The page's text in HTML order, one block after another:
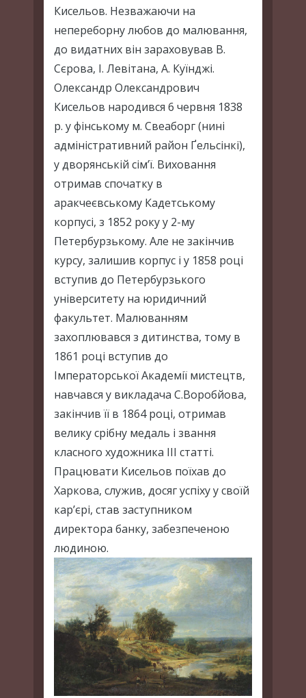
Кисельов. Незважаючи на
непереборну любов до малювання,
до видатних він зараховував В.
Сєрова, І. Левітана, А. Куїнджі.
Олександр Олександрович
Кисельов народився 6 червня 1838
р. у фінському м. Свеаборг (нині
адміністративний район Ґельсінкі),
у дворянській сім’ї. Виховання
отримав спочатку в
аракчеєвському Кадетському
корпусі, з 1852 року у 2-му
Петербурзькому. Але не закінчив
курсу, залишив корпус і у 1858 році
вступив до Петербурзького
університету на юридичний
факультет. Малюванням
захоплювався з дитинства, тому в
1861 році вступив до
Імператорської Академії мистецтв,
навчався у викладача С.Воробйова,
закінчив її в 1864 році, отримав
велику срібну медаль і звання
класного художника III статті.
Працювати Кисельов поїхав до
Харкова, служив, досяг успіху у своїй
кар’єрі, став заступником
директора банку, забезпеченою
людиною.